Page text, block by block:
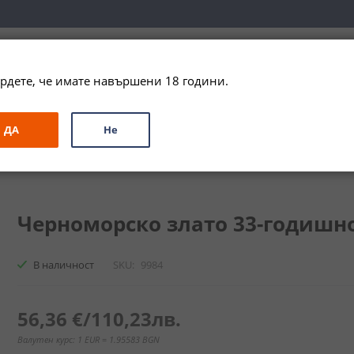
ЗА ПОДАРЪК ПРОМО СПЕЦИАЛНИ ПРЕДЛОЖЕНИЯ
Черноморско злато 33-
В наличност SKU 9984
56,36 €/110,23лв.
Валутен курс: 1 EUR = 1.95583 BGN
че имате навършени 18 години.
ДА Не